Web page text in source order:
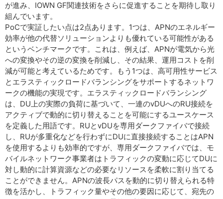
が進み、IOWN GF関連技術をさらに促進することを期待し取り
組んでいます。
PoCで実証したい点は2点あります。1つは、APNのエネルギー
効率が他の代替ソリューションよりも優れている可能性がある
というベンチマークです。これは、例えば、APNが電気から光
への変換やその逆の変換を削減し、その結果、運用コストを削
減が可能と考えているためです。もう1つは、高可用性サービス
とエラスティックロードバランシングをサポートするネットワ
ークの機能の実現です。エラスティックロードバランシング
は、DU上の実際の負荷に基づいて、一連のvDUへのRU接続を
アクティブで動的に切り替えることを可能にするユースケース
を定義した用語です。RUとvDUを専用ダークファイバで接続
し、RUが多重化などを行わずにDUに直接接続することはAPN
を使用するよりも効率的ですが、専用ダークファイバでは、モ
バイルネットワーク事業者はトラフィックの変動に応じてDUに
対し動的に計算資源などの必要なリソースを柔軟に割り当てる
ことができません。APNの波長パスを動的に切り替えられる特
徴を活かし、トラフィック量やその他の要因に応じて、宛先の